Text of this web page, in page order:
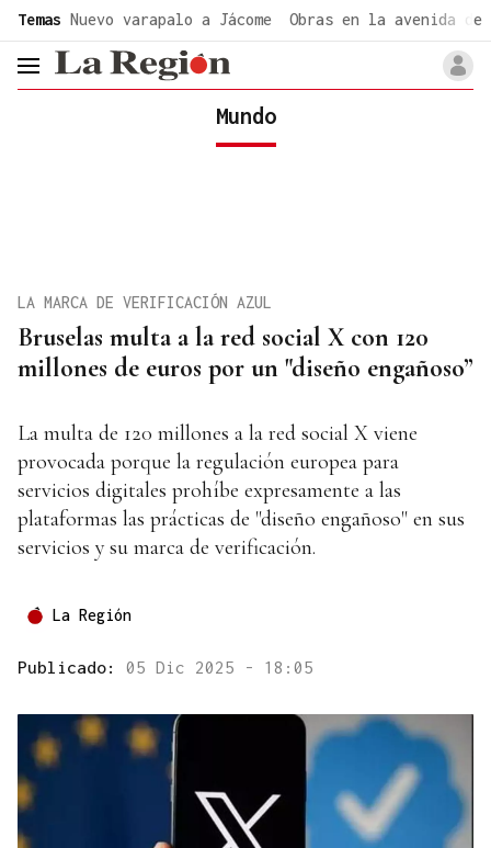
Temas Nuevo varapalo a Jácome Obras en la avenida de
header.menu.open
Mundo
Bruselas multa a la red social X con 120
millones de euros por un "diseño engañoso”
LA MARCA DE VERIFICACIÓN AZUL
La multa de 120 millones a la red social X viene
provocada porque la regulación europea para
servicios digitales prohíbe expresamente a las
plataformas las prácticas de "diseño engañoso" en sus
servicios y su marca de verificación.
La Región
Publicado: 05 Dic 2025 - 18:05